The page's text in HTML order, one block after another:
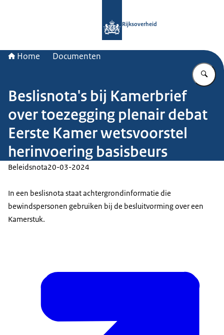
Rijksoverheid
Home Documenten
Beslisnota's bij Kamerbrief
over toezegging plenair debat
Eerste Kamer wetsvoorstel
herinvoering basisbeurs
Beleidsnota20-03-2024
In een beslisnota staat achtergrondinformatie die
bewindspersonen gebruiken bij de besluitvorming over een
Kamerstuk.